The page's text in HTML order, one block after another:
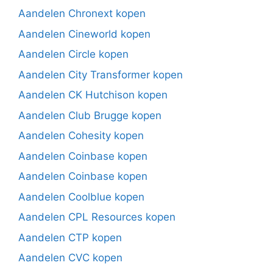
Aandelen Chronext kopen
Aandelen Cineworld kopen
Aandelen Circle kopen
Aandelen City Transformer kopen
Aandelen CK Hutchison kopen
Aandelen Club Brugge kopen
Aandelen Cohesity kopen
Aandelen Coinbase kopen
Aandelen Coinbase kopen
Aandelen Coolblue kopen
Aandelen CPL Resources kopen
Aandelen CTP kopen
Aandelen CVC kopen